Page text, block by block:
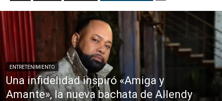
ENTRETENIMIENTO
Una infidelidad inspiró «Amiga y
Amante», la nueva bachata de Allendy